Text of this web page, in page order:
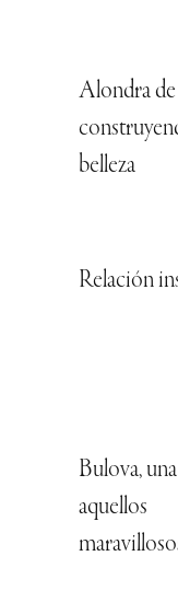
Alondra de
belleza
Relación
Bulova,
aquellos